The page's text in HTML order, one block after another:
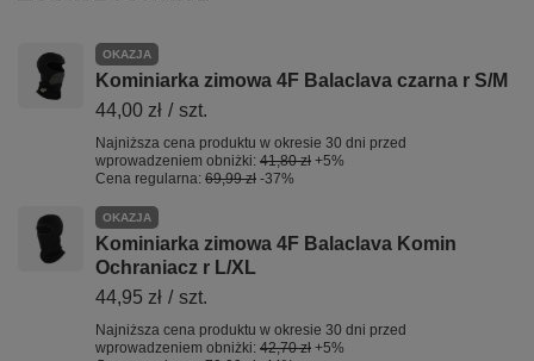
OKAZJA
Kominiarka zimowa 4F Balaclava czarna r S/M
44,00 zł / szt.
Najniższa cena produktu w okresie 30 dni przed
wprowadzeniem obniżki: 41,80 zł +5%
Cena regularna: 69,99 zł -37%
OKAZJA
Kominiarka zimowa 4F Balaclava Komin
Ochraniacz r L/XL
44,95 zł / szt.
Najniższa cena produktu w okresie 30 dni przed
wprowadzeniem obniżki: 42,70 zł +5%